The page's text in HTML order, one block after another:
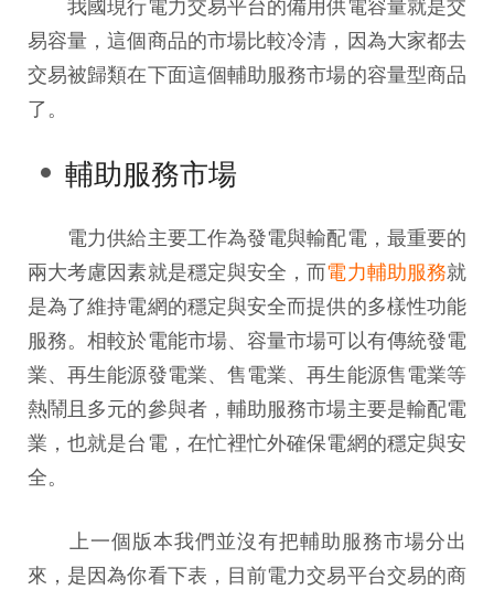
易容量，這個商品的市場比較冷清，因為大家都去
交易被歸類在下面這個輔助服務市場的容量型商品
了。
輔助服務市場
電力供給主要工作為發電與輸配電，最重要的
兩大考慮因素就是穩定與安全，而電力輔助服務就
是為了維持電網的穩定與安全而提供的多樣性功能
服務。相較於電能市場、容量市場可以有傳統發電
業、再生能源發電業、售電業、再生能源售電業等
熱鬧且多元的參與者，輔助服務市場主要是輸配電
業，也就是台電，在忙裡忙外確保電網的穩定與安
全。
上一個版本我們並沒有把輔助服務市場分出
來，是因為你看下表，目前電力交易平台交易的商